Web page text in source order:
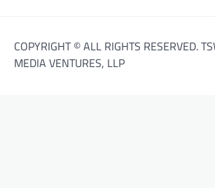
COPYRIGHT © ALL RIGHTS RESERVED.
MEDIA VENTURES, LLP